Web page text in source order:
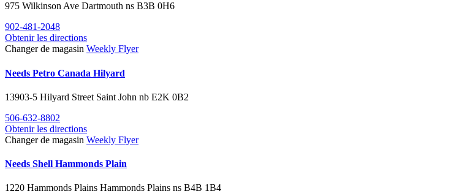
975 Wilkinson Ave Dartmouth ns B3B 0H6
902-481-2048
Obtenir les directions
Changer de magasin Weekly Flyer
Needs Petro Canada Hilyard
13903-5 Hilyard Street Saint John nb E2K 0B2
506-632-8802
Obtenir les directions
Changer de magasin Weekly Flyer
Needs Shell Hammonds Plain
1220 Hammonds Plains Hammonds Plains ns B4B 1B4